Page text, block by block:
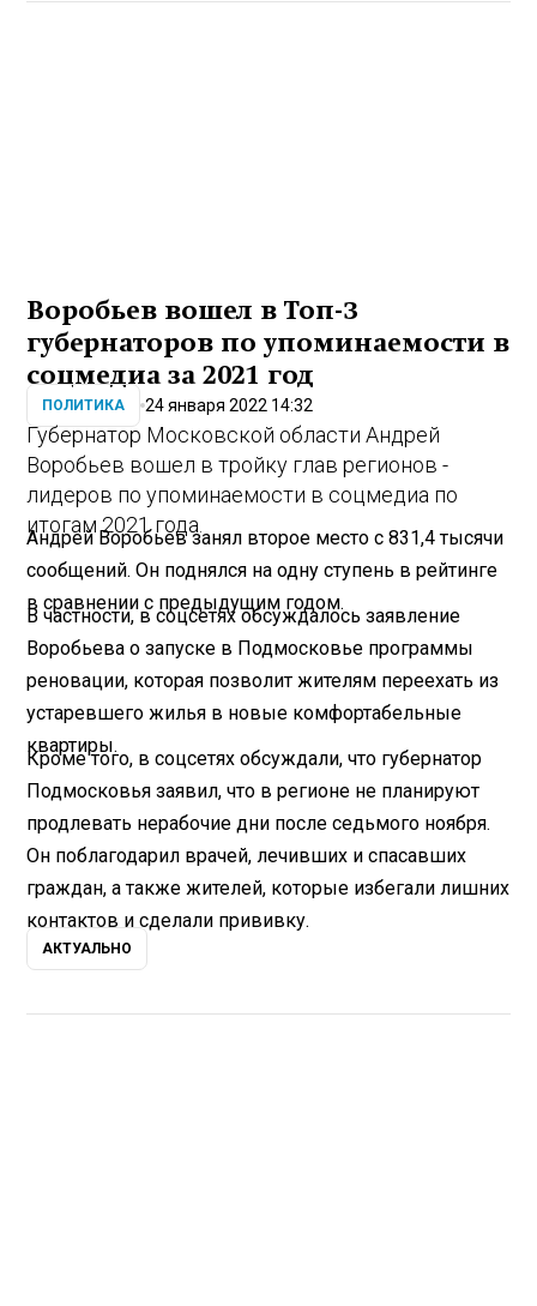
Воробьев вошел в Топ-3
губернаторов по упоминаемости в
соцмедиа за 2021 год
ПОЛИТИКА 24 января 2022 14:32
Губернатор Московской области Андрей
Воробьев вошел в тройку глав регионов -
лидеров по упоминаемости в соцмедиа по
итогам 2021 года.
Андрей Воробьев занял второе место с 831,4 тысячи
сообщений. Он поднялся на одну ступень в рейтинге
в сравнении с предыдущим годом.
В частности, в соцсетях обсуждалось заявление
Воробьева о запуске в Подмосковье программы
реновации, которая позволит жителям переехать из
устаревшего жилья в новые комфортабельные
квартиры.
Кроме того, в соцсетях обсуждали, что губернатор
Подмосковья заявил, что в регионе не планируют
продлевать нерабочие дни после седьмого ноября.
Он поблагодарил врачей, лечивших и спасавших
граждан, а также жителей, которые избегали лишних
контактов и сделали прививку.
АКТУАЛЬНО